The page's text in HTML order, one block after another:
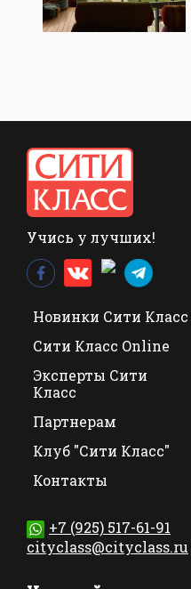
Учись у лучших!
Новинки Сити Класс
Сити Класс Online
Эксперты Сити
Класс
Партнерам
Клуб "Сити Класс"
Контакты
+7 (925) 517-61-91
cityclass@cityclass.ru